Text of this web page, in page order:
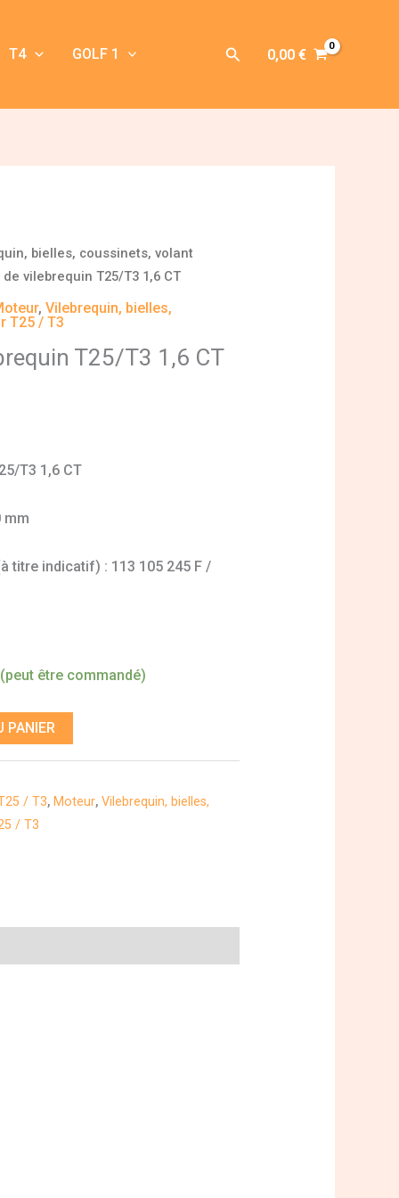
T4 GOLF 1 Rechercher
0,00 €
bielles, coussinets, volant
vilebrequin T25/T3 1,6 CT
,Vilebrequin, bielles,
T25 / T3
T25/T3 1,6 CT
T3 1,6 CT
mm
titre indicatif) : 113 105 245 F /
être commandé)
PANIER
/ T3, Moteur,Vilebrequin, bielles,
/ T3